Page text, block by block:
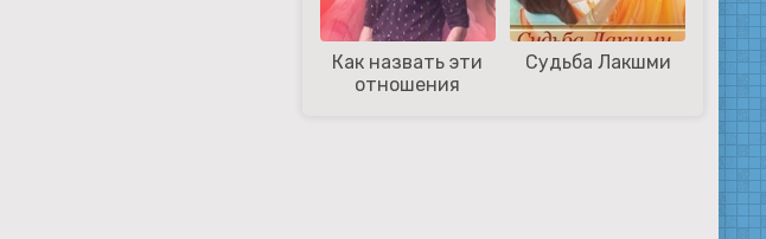
Как назвать эти
отношения
Судьба Лакшми